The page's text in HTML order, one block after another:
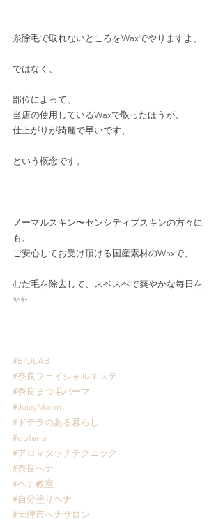
糸除毛で取れないところをWaxでやりますよ、
ではなく、
部位によって、
当店の使用しているWaxで取ったほうが、
仕上がりが綺麗で早いです、
という概念です。
ノーマルスキン〜センシティブスキンの方々に
も、
ご安心してお受け頂ける国産素材のWaxで、
むだ毛を除去して、スベスベで爽やかな毎日を
✨✨
#BIOLAB
#奈良フェイシャルエステ
#奈良まつ毛パーマ
#JuicyMoon
#ドテラのある暮らし
#doterra
#アロマタッチテクニック
#奈良ヘナ
#ヘナ教室
#自分塗りヘナ
#天理市ヘナサロン